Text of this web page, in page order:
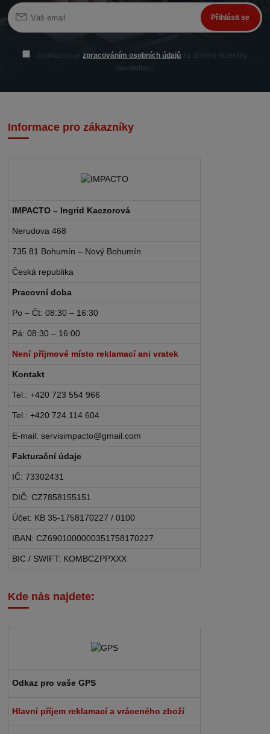
Přihlásit se
Souhlasím sezpracováním osobních údajů za účelem rozesílky
newsletteru.
Informace pro zákazníky
IMPACTO – Ingrid Kaczorová
Nerudova 468
735 81 Bohumín – Nový Bohumín
Česká republika
Pracovní doba
Po – Čt: 08:30 – 16:30
Pá: 08:30 – 16:00
Není příjmové místo reklamací ani vratek
Kontakt
Tel.: +420 723 554 966
Tel.: +420 724 114 604
E-mail: servisimpacto@gmail.com
Fakturační údaje
IČ: 73302431
DIČ: CZ7858155151
Účet: KB 35-1758170227 / 0100
IBAN: CZ6901000000351758170227
BIC / SWIFT: KOMBCZPPXXX
Kde nás najdete:
Odkaz pro vaše GPS
Hlavní příjem reklamací a vráceného zboží